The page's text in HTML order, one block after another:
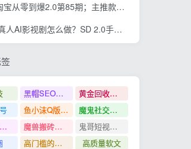
2.0第85期；主推款五项高权重初始设置，改销量评晒秒单快速破零积累基础权重
怎么做？SD 2.0手把手完整制作流程｜Higgsfield 14天SD 2.0/2.5无限生成
黑帽SEO案例分析
黄金回收奢侈品
鱼小沫Q版人物团练课
魔鬼社交实战课全套课程
魔术解密教程
魔兽搬砖搞钱
鬼哥短视频底层逻辑
高门槛的生意
高质量软文